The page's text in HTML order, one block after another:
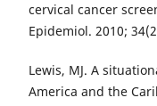
cervical cancer
Epidemiol. 2010;
Lewis, MJ. A
America and the